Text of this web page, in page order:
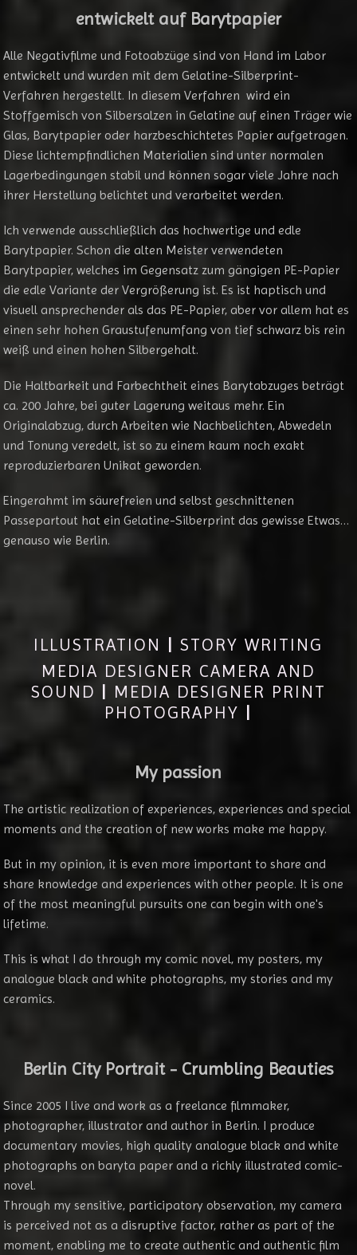
entwickelt auf Barytpapier
Alle Negativfilme und Fotoabzüge sind von Hand im Labor
entwickelt und wurden mit dem Gelatine-Silberprint-
Verfahren hergestellt. In diesem Verfahren wird ein
Stoffgemisch von Silbersalzen in Gelatine auf einen Träger wie
Glas, Barytpapier oder harzbeschichtetes Papier aufgetragen.
Diese lichtempfindlichen Materialien sind unter normalen
Lagerbedingungen stabil und können sogar viele Jahre nach
ihrer Herstellung belichtet und verarbeitet werden.
Ich verwende ausschließlich das hochwertige und edle
Barytpapier. Schon die alten Meister verwendeten
Barytpapier, welches im Gegensatz zum gängigen PE-Papier
die edle Variante der Vergrößerung ist. Es ist haptisch und
visuell ansprechender als das PE-Papier, aber vor allem hat es
einen sehr hohen Graustufenumfang von tief schwarz bis rein
weiß und einen hohen Silbergehalt.
Die Haltbarkeit und Farbechtheit eines Barytabzuges beträgt
ca. 200 Jahre, bei guter Lagerung weitaus mehr. Ein
Originalabzug, durch Arbeiten wie Nachbelichten, Abwedeln
und Tonung veredelt, ist so zu einem kaum noch exakt
reproduzierbaren Unikat geworden.
Eingerahmt im säurefreien und selbst geschnittenen
Passepartout hat ein Gelatine-Silberprint das gewisse Etwas…
genauso wie Berlin.
ILLUSTRATION
STORY WRITING
MEDIA DESIGNER CAMERA AND
SOUND
MEDIA DESIGNER PRINT
PHOTOGRAPHY
My passion
The artistic realization of experiences, experiences and special
moments and the creation of new works make me happy.
But in my opinion, it is even more important to share and
share knowledge and experiences with other people. It is one
of the most meaningful pursuits one can begin with one's
lifetime.
This is what I do through my comic novel, my posters, my
analogue black and white photographs, my stories and my
ceramics.
Berlin City Portrait - Crumbling Beauties
Since 2005 I live and work as a freelance filmmaker,
photographer, illustrator and author in Berlin. I produce
documentary movies, high quality analogue black and white
photographs on baryta paper and a richly illustrated comic-
novel.
Through my sensitive, participatory observation, my camera
is perceived not as a disruptive factor, rather as part of the
moment, enabling me to create authentic and authentic film